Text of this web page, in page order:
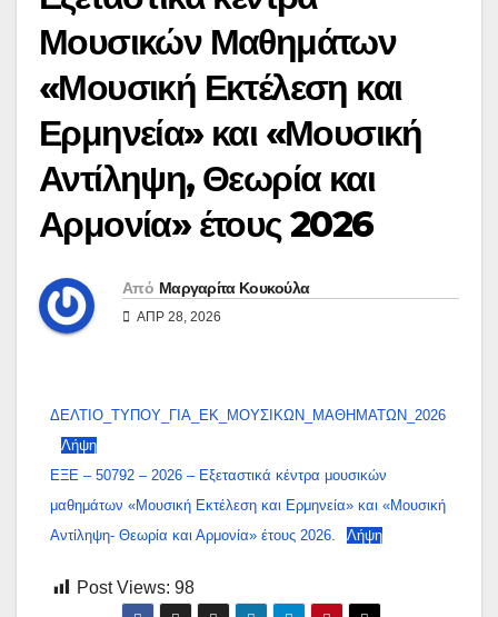
Μουσικών Μαθημάτων
«Μουσική Εκτέλεση και
Ερμηνεία» και «Μουσική
Αντίληψη, Θεωρία και
Αρμονία» έτους 2026
Από Μαργαρίτα Κουκούλα
ΑΠΡ 28, 2026
ΔΕΛΤΙΟ_ΤΥΠΟΥ_ΓΙΑ_ΕΚ_ΜΟΥΣΙΚΩΝ_ΜΑΘΗΜΑΤΩΝ_2026
Λήψη
ΕΞΕ – 50792 – 2026 – Εξεταστικά κέντρα μουσικών
μαθημάτων «Μουσική Εκτέλεση και Ερμηνεία» και «Μουσική
Αντίληψη- Θεωρία και Αρμονία» έτους 2026.
Λήψη
Post Views: 98